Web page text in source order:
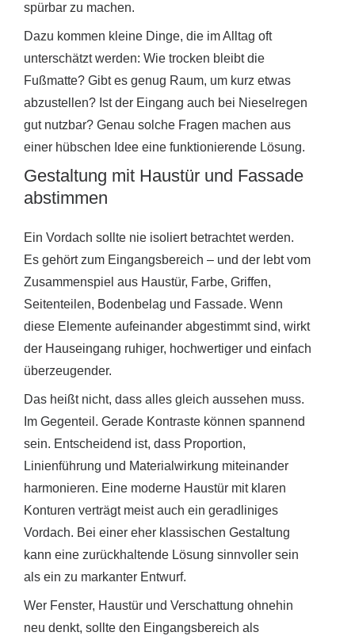
spürbar zu machen.
Dazu kommen kleine Dinge, die im Alltag oft
unterschätzt werden: Wie trocken bleibt die
Fußmatte? Gibt es genug Raum, um kurz etwas
abzustellen? Ist der Eingang auch bei Nieselregen
gut nutzbar? Genau solche Fragen machen aus
einer hübschen Idee eine funktionierende Lösung.
Gestaltung mit Haustür und Fassade
abstimmen
Ein Vordach sollte nie isoliert betrachtet werden.
Es gehört zum Eingangsbereich – und der lebt vom
Zusammenspiel aus Haustür, Farbe, Griffen,
Seitenteilen, Bodenbelag und Fassade. Wenn
diese Elemente aufeinander abgestimmt sind, wirkt
der Hauseingang ruhiger, hochwertiger und einfach
überzeugender.
Das heißt nicht, dass alles gleich aussehen muss.
Im Gegenteil. Gerade Kontraste können spannend
sein. Entscheidend ist, dass Proportion,
Linienführung und Materialwirkung miteinander
harmonieren. Eine moderne Haustür mit klaren
Konturen verträgt meist auch ein geradliniges
Vordach. Bei einer eher klassischen Gestaltung
kann eine zurückhaltende Lösung sinnvoller sein
als ein zu markanter Entwurf.
Wer Fenster, Haustür und Verschattung ohnehin
neu denkt, sollte den Eingangsbereich als